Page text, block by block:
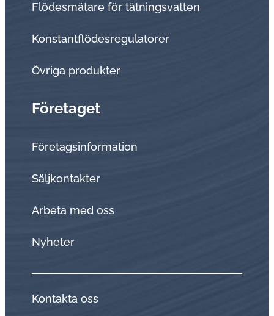
Flödesmätare för tätningsvatten
Konstantflödesregulatorer
Övriga produkter
Företaget
Företagsinformation
Sälj­kon­tak­ter
Arbeta med oss
Nyheter
Kontakta oss